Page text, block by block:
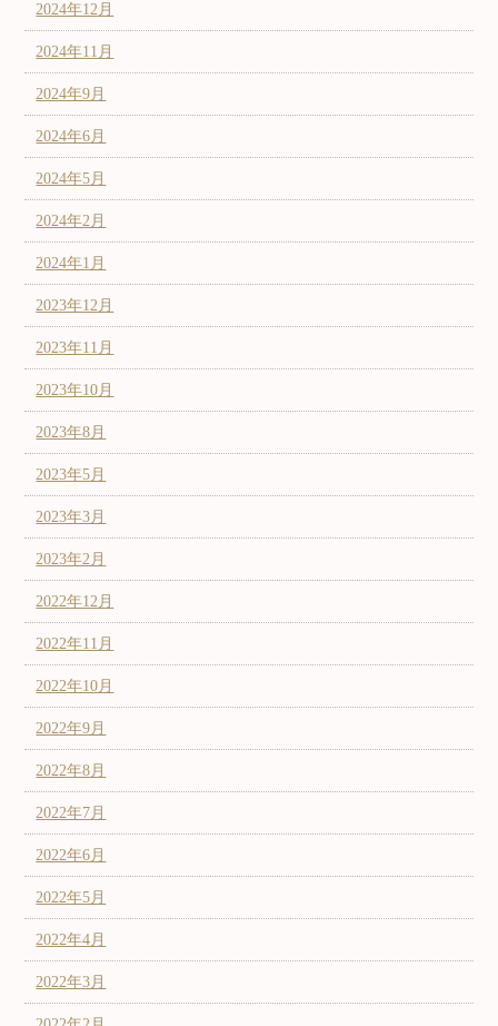
2024年12月
2024年11月
2024年9月
2024年6月
2024年5月
2024年2月
2024年1月
2023年12月
2023年11月
2023年10月
2023年8月
2023年5月
2023年3月
2023年2月
2022年12月
2022年11月
2022年10月
2022年9月
2022年8月
2022年7月
2022年6月
2022年5月
2022年4月
2022年3月